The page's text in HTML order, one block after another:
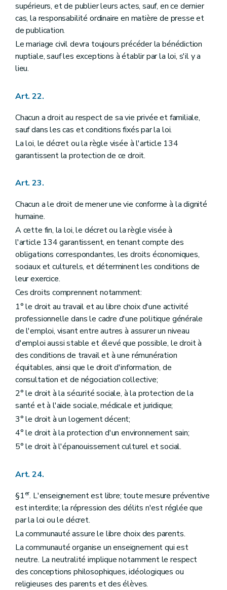
Annexe
supérieurs, et de publier leurs actes, sauf, en ce dernier
cas, la responsabilité ordinaire en matière de presse et
de publication.
Le mariage civil devra toujours précéder la bénédiction
nuptiale, sauf les exceptions à établir par la loi, s'il y a
lieu.
Art. 22.
Chacun a droit au respect de sa vie privée et familiale,
sauf dans les cas et conditions fixés par la loi.
La loi, le décret ou la règle visée à l'article 134
garantissent la protection de ce droit.
Art. 23.
Chacun a le droit de mener une vie conforme à la dignité
humaine.
A cette fin, la loi, le décret ou la règle visée à
l'article 134 garantissent, en tenant compte des
obligations correspondantes, les droits économiques,
sociaux et culturels, et déterminent les conditions de
leur exercice.
Ces droits comprennent notamment:
1° le droit au travail et au libre choix d'une activité
professionnelle dans le cadre d'une politique générale
de l'emploi, visant entre autres à assurer un niveau
d'emploi aussi stable et élevé que possible, le droit à
des conditions de travail et à une rémunération
équitables, ainsi que le droit d'information, de
consultation et de négociation collective;
2° le droit à la sécurité sociale, à la protection de la
santé et à l'aide sociale, médicale et juridique;
3° le droit à un logement décent;
4° le droit à la protection d'un environnement sain;
5° le droit à l'épanouissement culturel et social.
Art. 24.
§1er. L'enseignement est libre; toute mesure préventive
est interdite; la répression des délits n'est réglée que
par la loi ou le décret.
La communauté assure le libre choix des parents.
La communauté organise un enseignement qui est
neutre. La neutralité implique notamment le respect
des conceptions philosophiques, idéologiques ou
religieuses des parents et des élèves.